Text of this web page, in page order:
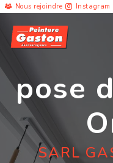
Nous rejoindre Instagram
pose
SARL
Panneau de gestion